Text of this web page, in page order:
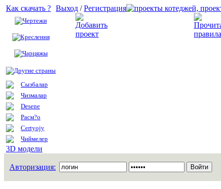
Как скачать ?
Чертежи
Креслення
Чарцяжы
Другие страны
Сызбалар
Чизмалар
Desene
Расм?о
Certyojy
Чиймелер
3D модели
Выход /Регистрация
Авторизация: